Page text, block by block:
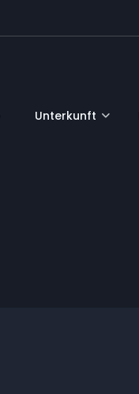
Unterkunft